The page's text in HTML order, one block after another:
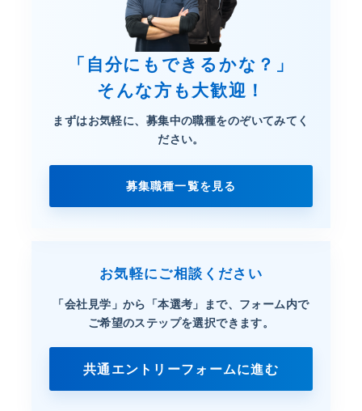
「自分にもできるかな？」
そんな方も大歓迎！
まずはお気軽に、募集中の職種をのぞいてみてく
ださい。
募集職種一覧を見る
お気軽にご相談ください
「会社見学」から「本選考」まで、 フォーム内で
ご希望のステップを選択できます。
共通エントリーフォームに進む